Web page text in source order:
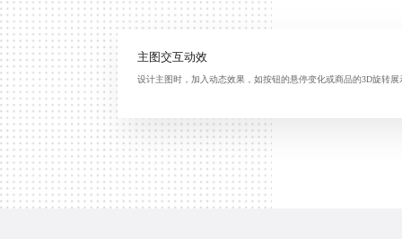
主图交互动效
设计主图时，加入动态效果，如按钮的悬停变化或商品的3D旋转